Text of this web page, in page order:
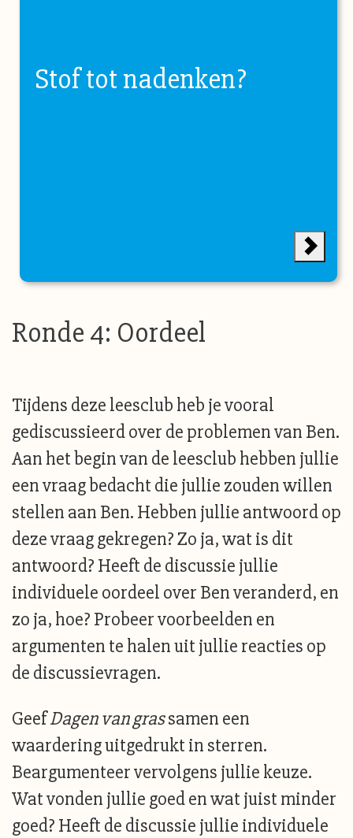
Stof tot nadenken?
Ronde 4: Oordeel
Tijdens deze leesclub heb je vooral
gediscussieerd over de problemen van Ben.
Aan het begin van de leesclub hebben jullie
een vraag bedacht die jullie zouden willen
stellen aan Ben. Hebben jullie antwoord op
deze vraag gekregen? Zo ja, wat is dit
antwoord? Heeft de discussie jullie
individuele oordeel over Ben veranderd, en
zo ja, hoe? Probeer voorbeelden en
argumenten te halen uit jullie reacties op
de discussievragen.
GeefDagen van grassamen een
waardering uitgedrukt in sterren.
Beargumenteer vervolgens jullie keuze.
Wat vonden jullie goed en wat juist minder
goed? Heeft de discussie jullie individuele